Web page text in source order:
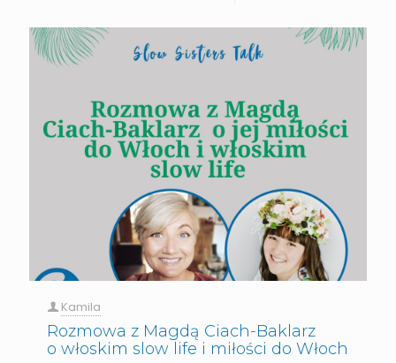
Kamila
Rozmowa z Magdą Ciach-Baklarz
o włoskim slow life i miłości do Włoch